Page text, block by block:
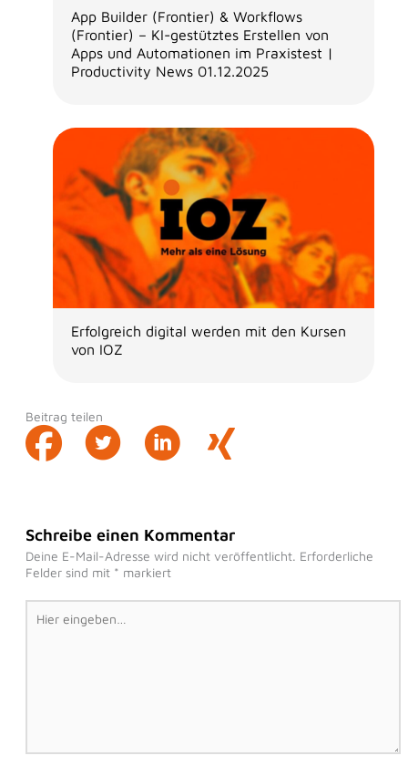
App Builder (Frontier) & Workflows
(Frontier) – KI-gestütztes Erstellen von
Apps und Automationen im Praxistest |
Productivity News 01.12.2025
Erfolgreich digital werden mit den Kursen
von IOZ
Beitrag teilen
Schreibe einen Kommentar
Deine E-Mail-Adresse wird nicht veröffentlicht. Erforderliche
Felder sind mit * markiert
Hier
eingeben…